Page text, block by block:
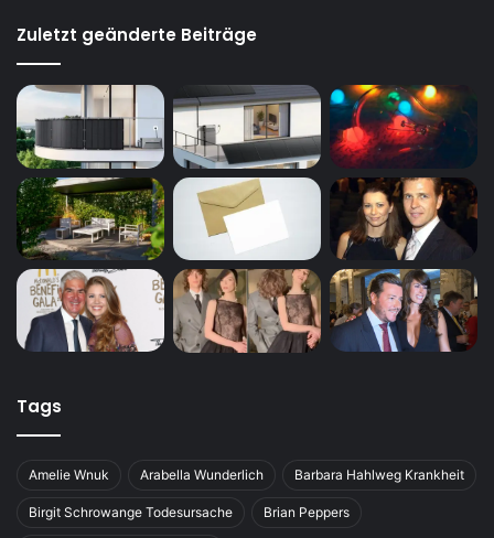
Zuletzt geänderte Beiträge
Tags
Amelie Wnuk Arabella Wunderlich Barbara Hahlweg Krankheit
Birgit Schrowange Todesursache Brian Peppers